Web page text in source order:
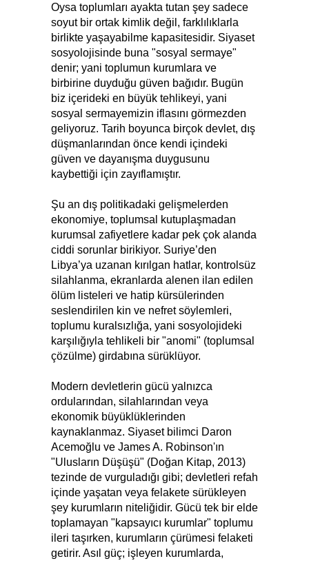
Oysa toplumları ayakta tutan şey sadece
soyut bir ortak kimlik değil, farklılıklarla
birlikte yaşayabilme kapasitesidir. Siyaset
sosyolojisinde buna "sosyal sermaye"
denir; yani toplumun kurumlara ve
birbirine duyduğu güven bağıdır. Bugün
biz içerideki en büyük tehlikeyi, yani
sosyal sermayemizin iflasını görmezden
geliyoruz. Tarih boyunca birçok devlet, dış
düşmanlarından önce kendi içindeki
güven ve dayanışma duygusunu
kaybettiği için zayıflamıştır.
Şu an dış politikadaki gelişmelerden
ekonomiye, toplumsal kutuplaşmadan
kurumsal zafiyetlere kadar pek çok alanda
ciddi sorunlar birikiyor. Suriye’den
Libya’ya uzanan kırılgan hatlar, kontrolsüz
silahlanma, ekranlarda alenen ilan edilen
ölüm listeleri ve hatip kürsülerinden
seslendirilen kin ve nefret söylemleri,
toplumu kuralsızlığa, yani sosyolojideki
karşılığıyla tehlikeli bir "anomi" (toplumsal
çözülme) girdabına sürüklüyor.
Modern devletlerin gücü yalnızca
ordularından, silahlarından veya
ekonomik büyüklüklerinden
kaynaklanmaz. Siyaset bilimci Daron
Acemoğlu ve James A. Robinson'ın
"Ulusların Düşüşü" (Doğan Kitap, 2013)
tezinde de vurguladığı gibi; devletleri refah
içinde yaşatan veya felakete sürükleyen
şey kurumların niteliğidir. Gücü tek bir elde
toplamayan "kapsayıcı kurumlar" toplumu
ileri taşırken, kurumların çürümesi felaketi
getirir. Asıl güç; işleyen kurumlarda,